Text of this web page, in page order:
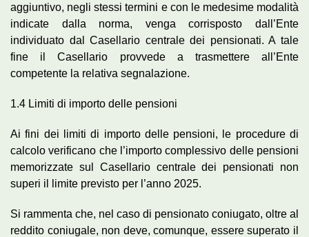
aggiuntivo, negli stessi termini e con le medesime modalità
indicate dalla norma, venga corrisposto dall’Ente
individuato dal Casellario centrale dei pensionati. A tale
fine il Casellario provvede a trasmettere all’Ente
competente la relativa segnalazione.
1.4 Limiti di importo delle pensioni
Ai fini dei limiti di importo delle pensioni, le procedure di
calcolo verificano che l’importo complessivo delle pensioni
memorizzate sul Casellario centrale dei pensionati non
superi il limite previsto per l’anno 2025.
Si rammenta che, nel caso di pensionato coniugato, oltre al
reddito coniugale, non deve, comunque, essere superato il